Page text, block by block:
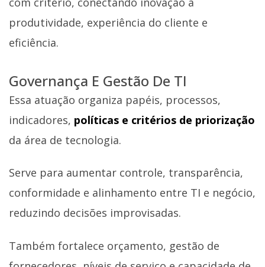
produtividade, experiência do cliente e
eficiência.
Governança E Gestão De TI
Essa atuação organiza papéis, processos,
indicadores, políticas e critérios de priorização
da área de tecnologia.
Serve para aumentar controle, transparência,
conformidade e alinhamento entre TI e negócio,
reduzindo decisões improvisadas.
Também fortalece orçamento, gestão de